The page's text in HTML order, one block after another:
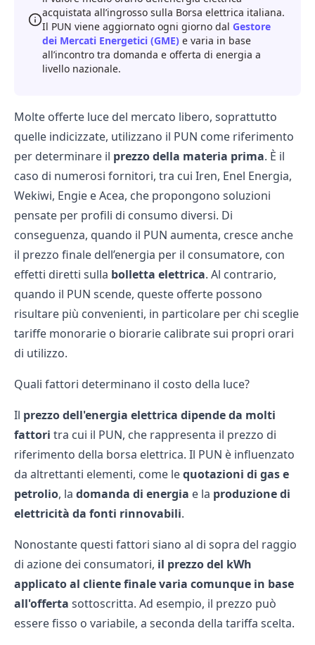
acquistata all’ingrosso sulla Borsa elettrica italiana.
Il PUN viene aggiornato ogni giorno dal Gestore
dei Mercati Energetici (GME) e varia in base
all’incontro tra domanda e offerta di energia a
livello nazionale.
Molte offerte luce del mercato libero, soprattutto
quelle indicizzate, utilizzano il PUN come riferimento
per determinare il prezzo della materia prima. È il
caso di numerosi fornitori, tra cui Iren, Enel Energia,
Wekiwi, Engie eAcea, che propongono soluzioni
pensate per profili di consumo diversi. Di
conseguenza, quando il PUN aumenta, cresce anche
il prezzo finale dell’energia per il consumatore, con
effetti diretti sulla bolletta elettrica. Al contrario,
quando il PUN scende, queste offerte possono
risultare più convenienti, in particolare per chi sceglie
tariffe monorarie o biorarie calibrate sui propri orari
di utilizzo.
Quali fattori determinano il costo della luce?
Il prezzo dell'energia elettrica dipende da molti
fattori tra cui il PUN, che rappresenta il prezzo di
riferimento della borsa elettrica. Il PUN è influenzato
da altrettanti elementi, come lequotazioni di gas e
petrolio, la domanda di energia e la produzione di
elettricità da fonti rinnovabili.
Nonostante questi fattori siano al di sopra del raggio
di azione dei consumatori, il prezzo del kWh
applicato al cliente finale varia comunque in base
all'offerta sottoscritta. Ad esempio, il prezzo può
essere fisso o variabile, a seconda della tariffa scelta.